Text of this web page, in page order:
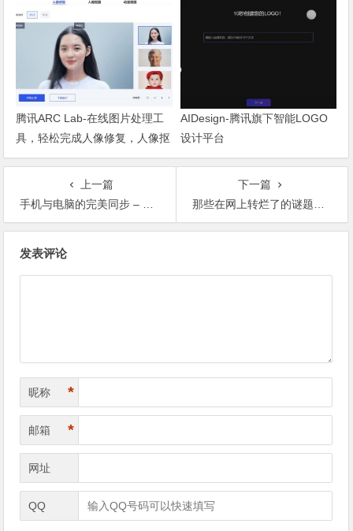
腾讯ARC Lab-在线图片处理工
具，轻松完成人像修复，人像抠
图，动漫增强
AIDesign-腾讯旗下智能LOGO
设计平台
上一篇
手机与电脑的完美同步 – UC网络硬盘
下一篇
那些在网上转烂了的谜题最早都出自哪儿？
发表评论
昵称 *
邮箱 *
网址
QQ